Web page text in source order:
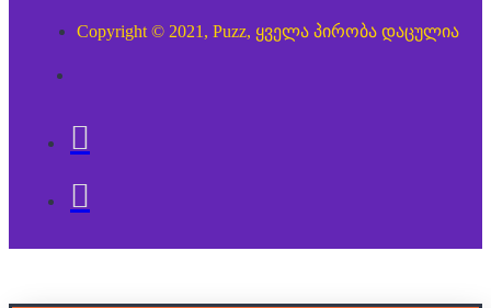
Copyright © 2021, Puzz, ყველა პირობა დაცულია